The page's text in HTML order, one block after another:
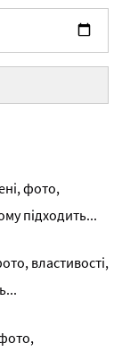
фото,
підходить...
властивості,